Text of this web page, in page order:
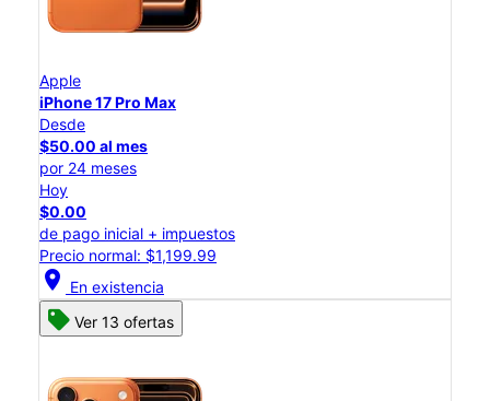
Apple
iPhone 17 Pro Max
Desde
$50.00 al mes
por 24 meses
Hoy
$0.00
de pago inicial + impuestos
Precio normal: $1,199.99
location_on En existencia
Ver 13 ofertas